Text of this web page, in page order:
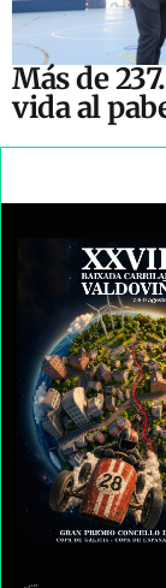
Más de
vida al